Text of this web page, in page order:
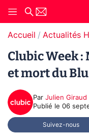
Accueil Actualités
Clubic Week :
et mort du
Par Julien Giraud
Publié le 06
Suivez-nous